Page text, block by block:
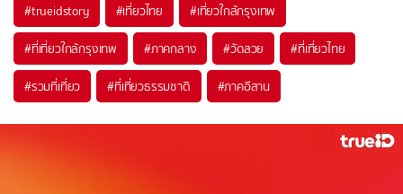
#trueidstory #เที่ยวไทย #เที่ยวใกล้กรุงเทพ
#ที่เที่ยวใกล้กรุงเทพ #ภาคกลาง #วัดสวย #ที่เที่ยวไทย
#รวมที่เที่ยว #ที่เที่ยวธรรมชาติ #ภาคอีสาน